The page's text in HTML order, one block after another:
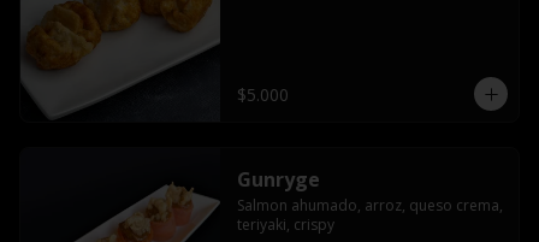
$5.000
Gunryge
Salmon ahumado, arroz, queso crema,
teriyaki, crispy